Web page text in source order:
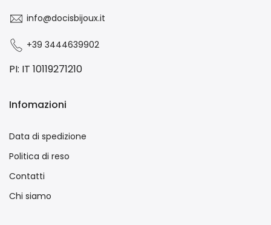
info@docisbijoux.it
+39 3444639902
PI: IT 10119271210
Infomazioni
Data di spedizione
Politica di reso
Contatti
Chi siamo